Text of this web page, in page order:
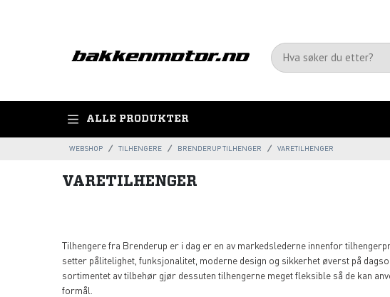
ALLE PRODUKTER
WEBSHOP TILHENGERE BRENDERUP TILHENGER VARETILHENGER
VARETILHENGER
Tilhengere fra Brenderup er i dag er en av markedslederne innenfor
setter pålitelighet, funksjonalitet, moderne design og sikkerhet øverst på
sortimentet av tilbehør gjør dessuten tilhengerne meget fleksible så de kan
formål.